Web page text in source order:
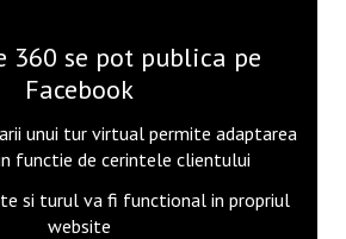
360 se pot publica pe
Facebook
unui tur virtual permite adaptarea
functie de cerintele clientului
si turul va fi functional in propriul
website